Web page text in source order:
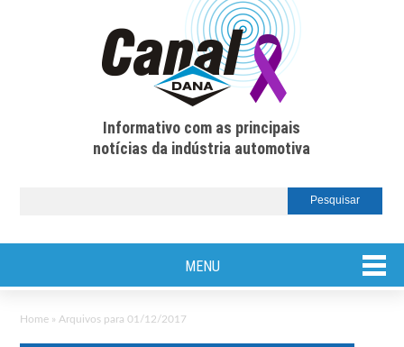
Informativo com as principais
notícias da indústria automotiva
MENU
Home » Arquivos para 01/12/2017